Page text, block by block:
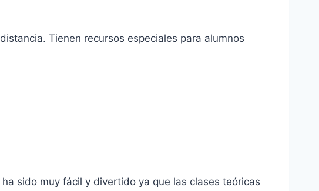
Tienen recursos especiales para alumnos
sido muy fácil y divertido ya que las clases teóricas